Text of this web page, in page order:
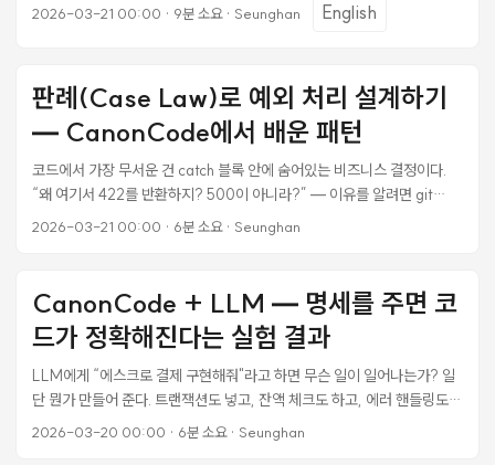
트, 경기 목록, 교류 현황 통계. 코트 5개 x 8라운드 = 40장의 카드가 한
Turbo Stream + Stimulus DnD: DOM 교체 후 이벤트가 사라진다 문
잘 된다. 두 번째부터 아무 반응이 없다. 이벤트도, 요청도, 응답도 없다. ...
2026-03-21 00:00 · 9분 소요· Seunghan English
판례(Case Law)로 예외 처리 설계하기
— CanonCode에서 배운 패턴
코드에서 가장 무서운 건 catch 블록 안에 숨어있는 비즈니스 결정이다.
“왜 여기서 422를 반환하지? 500이 아니라?” — 이유를 알려면 git
blame → PR → 슬랙 스레드를 거슬러 올라가야 한다. 3개월 전 코드면
기록하는 것이다. 법원이 판례를 남기듯. 이 글에서는 LaunchCrew 프로
젝트에서 작성한 6가지 판례와, 각각이 실제 코드에 어떻게 반영됐는지를
정리한다. 판례가 왜 필요한가 예외 처리 코드에는 3가지 정보가 필요하
2026-03-21 00:00 · 6분 소요· Seunghan
CanonCode + LLM — 명세를 주면 코
드가 정확해진다는 실험 결과
LLM에게 “에스크로 결제 구현해줘"라고 하면 무슨 일이 일어나는가? 일
단 뭔가 만들어 준다. 트랜잭션도 넣고, 잔액 체크도 하고, 에러 핸들링도
한다. 그런데 “우리 프로젝트에서 에스크로가 정확히 어떤 규칙으로 동작
2026-03-20 00:00 · 6분 소요· Seunghan